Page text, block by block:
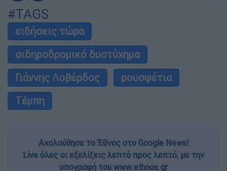
#TAGS
ειδήσεις τώρα
σιδηροδρομικό δυστύχημα
Γιάννης Λοβέρδος
ρουσφέτια
Τέμπη
Ακολούθησε το Έθνος στο Google News!
Live όλες οι εξελίξεις λεπτό προς λεπτό, με την
υπογραφή του www.ethnos.gr